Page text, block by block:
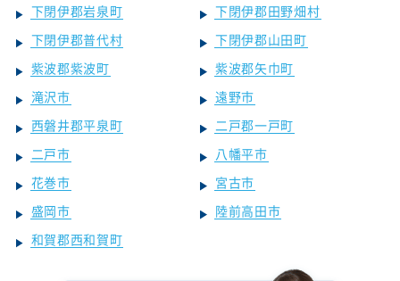
下閉伊郡岩泉町
下閉伊郡田野畑村
下閉伊郡普代村
下閉伊郡山田町
紫波郡紫波町
紫波郡矢巾町
滝沢市
遠野市
西磐井郡平泉町
二戸郡一戸町
二戸市
八幡平市
花巻市
宮古市
盛岡市
陸前高田市
和賀郡西和賀町